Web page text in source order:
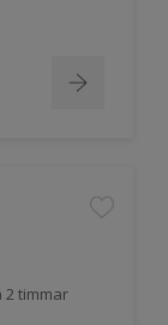
2 timmar